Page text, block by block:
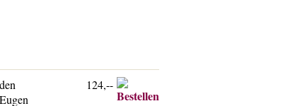
124,--